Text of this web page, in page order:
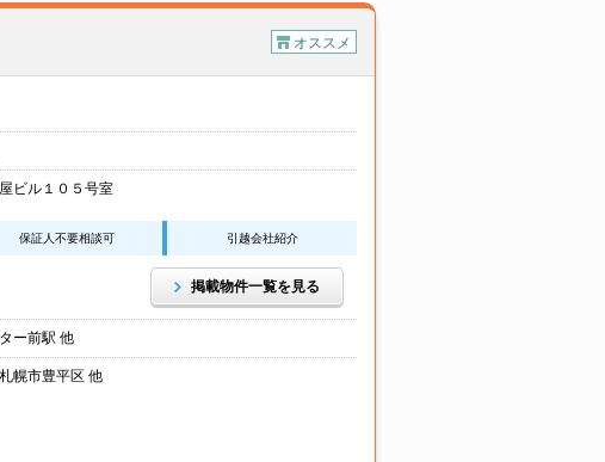
オススメ
ビル１０５号室
保証人不要相談可 引越会社紹介
掲載物件一覧を見る
ー前駅 他
幌市豊平区 他